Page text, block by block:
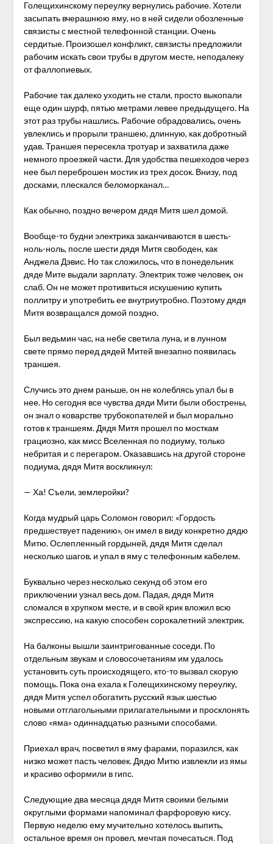
Голещихинскому переулку вернулись рабочие. Хотели
засыпать вчерашнюю яму, но в ней сидели обозленные
связисты с местной телефонной станции. Очень
сердитые. Произошел конфликт, связисты предложили
рабочим искать свои трубы в другом месте, неподалеку
от фаллопиевых.
Рабочие так далеко уходить не стали, просто выкопали
еще один шурф, пятью метрами левее предыдущего. На
этот раз трубы нашлись. Рабочие обрадовались, очень
увлеклись и прорыли траншею, длинную, как добротный
удав. Траншея пересекла тротуар и захватила даже
немного проезжей части. Для удобства пешеходов через
нее был переброшен мостик из трех досок. Внизу, под
досками, плескался беломорканал…
Как обычно, поздно вечером дядя Митя шел домой.
Вообще-то будни электрика заканчиваются в шесть-
ноль-ноль, после шести дядя Митя свободен, как
Анджела Дэвис. Но так сложилось, что в понедельник
дяде Мите выдали зарплату. Электрик тоже человек, он
слаб. Он не может противиться искушению купить
поллитру и употребить ее внутриутробно. Поэтому дядя
Митя возвращался домой поздно.
Был ведьмин час, на небе светила луна, и в лунном
свете прямо перед дядей Митей внезапно появилась
траншея.
Случись это днем раньше, он не колеблясь упал бы в
нее. Но сегодня все чувства дяди Мити были обострены,
он знал о коварстве трубокопателей и был морально
готов к траншеям. Дядя Митя прошел по мосткам
грациозно, как мисс Вселенная по подиуму, только
небритая и с перегаром. Оказавшись на другой стороне
подиума, дядя Митя воскликнул:
— Ха! Съели, землеройки?
Когда мудрый царь Соломон говорил: «Гордость
предшествует падению», он имел в виду конкретно дядю
Митю. Ослепленный гордыней, дядя Митя сделал
несколько шагов, и упал в яму с телефонным кабелем.
Буквально через несколько секунд об этом его
приключении узнал весь дом. Падая, дядя Митя
сломался в хрупком месте, и в свой крик вложил всю
экспрессию, на какую способен сорокалетний электрик.
На балконы вышли заинтригованные соседи. По
отдельным звукам и словосочетаниям им удалось
установить суть происходящего, кто-то вызвал скорую
помощь. Пока она ехала к Голещихинскому переулку,
дядя Митя успел обогатить русский язык шестью
новыми отглагольными прилагательными и просклонять
слово «яма» одиннадцатью разными способами.
Приехал врач, посветил в яму фарами, поразился, как
низко может пасть человек. Дядю Митю извлекли из ямы
и красиво оформили в гипс.
Следующие два месяца дядя Митя своими белыми
округлыми формами напоминал фарфоровую кису.
Первую неделю ему мучительно хотелось выпить,
остальное время он провел, мечтая почесаться. Под